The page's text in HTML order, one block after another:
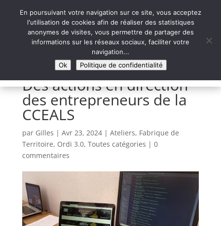
Syntaxe Erreur 2.0
LE NUMÉRIQUE SOLIDAIRE
Des actions en direction
des entrepreneurs de la
CCEALS
par Gilles | Avr 23, 2024| Ateliers, Fabrique de
Territoire, Ordi 3.0, Toutes catégories | 0
commentaires
En poursuivant votre navigation sur ce site, vous acceptez
l'utilisation de cookies afin de réaliser des statistiques
anonymes de visites, vous permettre de partager des
informations sur les réseaux sociaux, faciliter votre
navigation...
Ok
Politique de confidentialité